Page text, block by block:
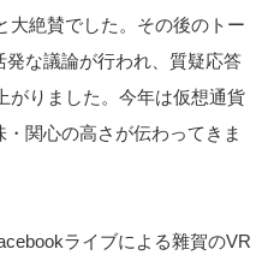
大絶賛でした。その後のトー
な議論が行われ、質疑応答
がりました。今年は仮想通貨
関心の高さが伝わってきま
ライブによる雜賀のVR